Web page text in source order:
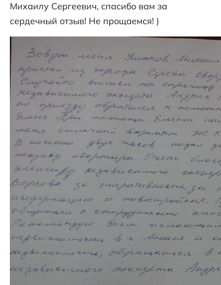
Михаилу Сергеевич, спасибо вам за
сердечный отзыв! Не прощаемся! )